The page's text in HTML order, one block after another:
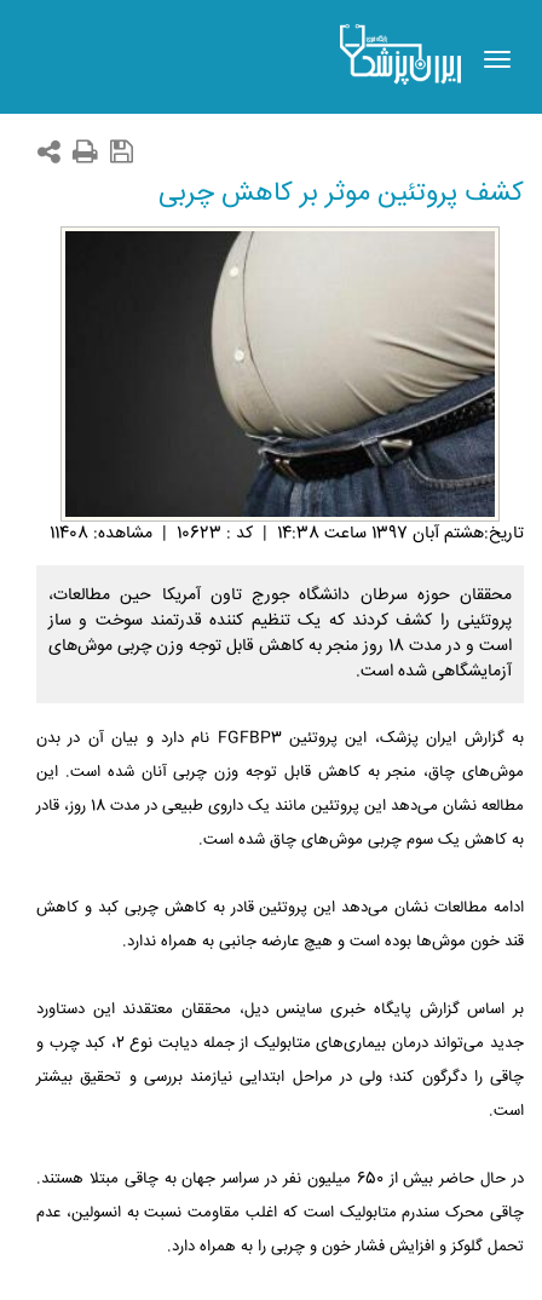
Toggle
navigation
کشف پروتئین موثر بر کاهش چربی
تاريخ:هشتم آبان 1397 ساعت 14:38 | کد : 10623 | مشاهده: 11408
محققان حوزه سرطان دانشگاه جورج تاون آمریکا حین مطالعات،
پروتئینی را کشف کردند که یک تنظیم کننده قدرتمند سوخت و ساز
است و در مدت 18 روز منجر به کاهش قابل توجه وزن چربی موش‌های
آزمایشگاهی شده است.
به گزارش ایران پزشک، این پروتئین FGFBP3 نام دارد و بیان آن در بدن
موش‌های چاق، منجر به کاهش قابل توجه وزن چربی آنان شده است. این
مطالعه نشان می‌دهد این پروتئین مانند یک داروی طبیعی در مدت 18 روز، ‌قادر
به کاهش یک سوم چربی موش‌های چاق شده است.
ادامه مطالعات نشان می‌دهد این پروتئین قادر به کاهش چربی کبد و کاهش
قند خون موش‌ها بوده است و هیچ عارضه جانبی به همراه ندارد.
بر اساس گزارش پایگاه خبری ساینس دیل، محققان معتقدند این دستاورد
جدید می‌تواند درمان بیماری‌های متابولیک از جمله دیابت نوع 2، کبد چرب و
چاقی را دگرگون کند؛ ولی در مراحل ابتدایی نیازمند بررسی و تحقیق بیشتر
است.
در حال حاضر بیش از 650 میلیون نفر در سراسر جهان به چاقی مبتلا هستند.
چاقی محرک سندرم متابولیک است که اغلب مقاومت نسبت به انسولین، ‌عدم
تحمل گلوکز و افزایش فشار خون و چربی را به همراه دارد.